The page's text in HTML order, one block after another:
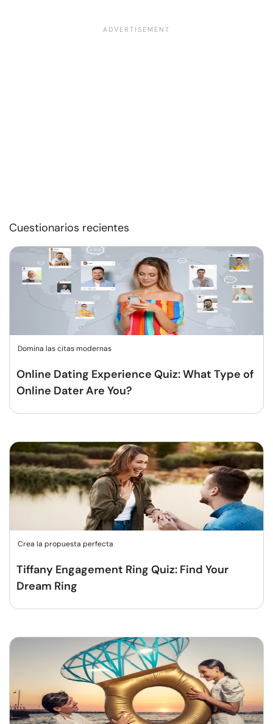
Cuestionarios recientes
Domina las citas modernas
Online Dating Experience Quiz: What Type of
Online Dater Are You?
Crea la propuesta perfecta
Tiffany Engagement Ring Quiz: Find Your
Dream Ring